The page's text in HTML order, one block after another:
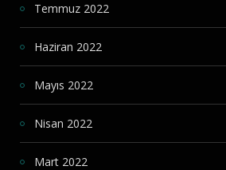
Temmuz 2022
Haziran 2022
Mayıs 2022
Nisan 2022
Mart 2022